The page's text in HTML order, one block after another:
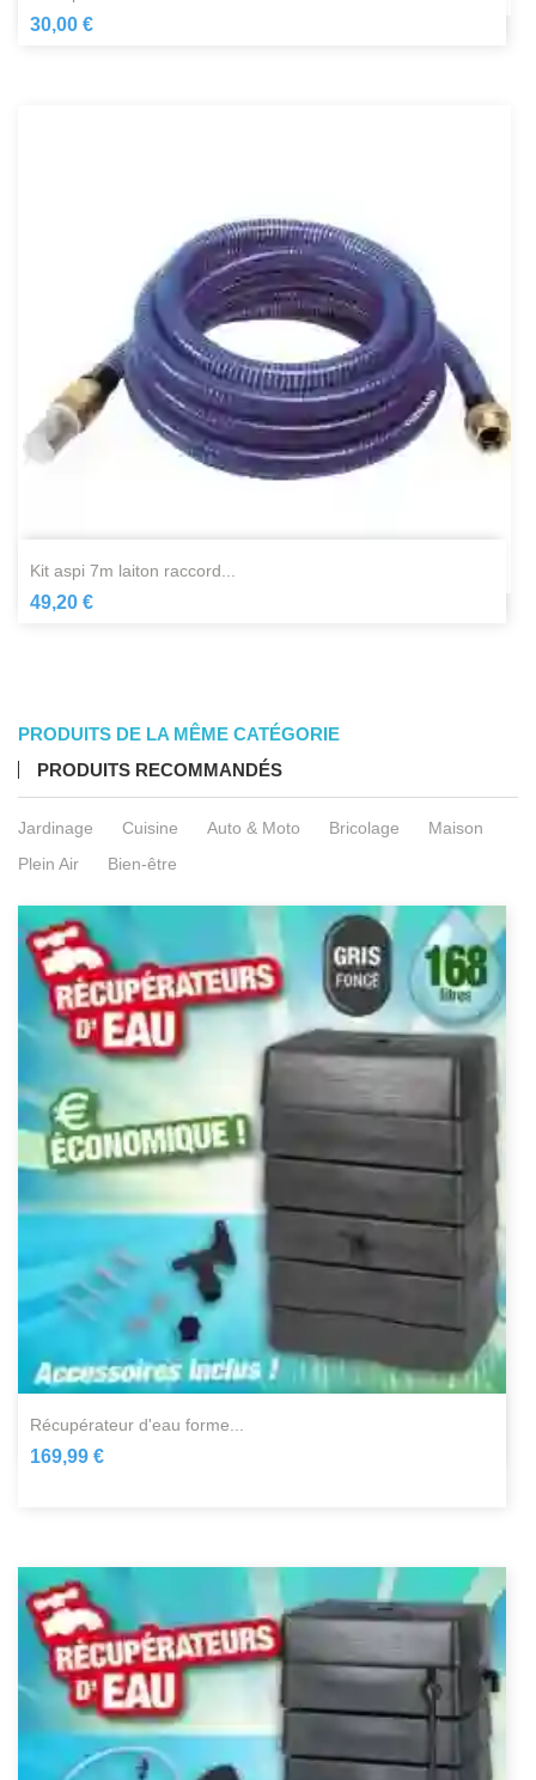
30,00 €
kit aspi 7m laiton raccord...
49,20 €
PRODUITS DE LA MÊME CATÉGORIE
PRODUITS RECOMMANDÉS
Jardinage Cuisine Auto & Moto Bricolage
Maison
Plein Air
Bien-être
récupérateur d'eau forme...
169,99 €